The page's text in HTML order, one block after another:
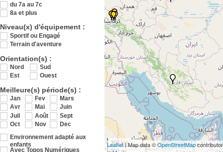
du 7a au 7c
8a et plus
Niveau(x) d'équipement :
Sportif ou Engagé
Terrain d'aventure
Orientation(s) :
Nord
Sud
Est
Ouest
Meilleure(s) période(s) :
Jan Fev
Mars
Avr
Mai
Juin
Juil
Août
Sept
Oct
Nov
Dec
Environnement adapté aux
enfants
Avec Topos Numériques
300 km
200 mi
Leaflet| Map data ©OpenStreetMap